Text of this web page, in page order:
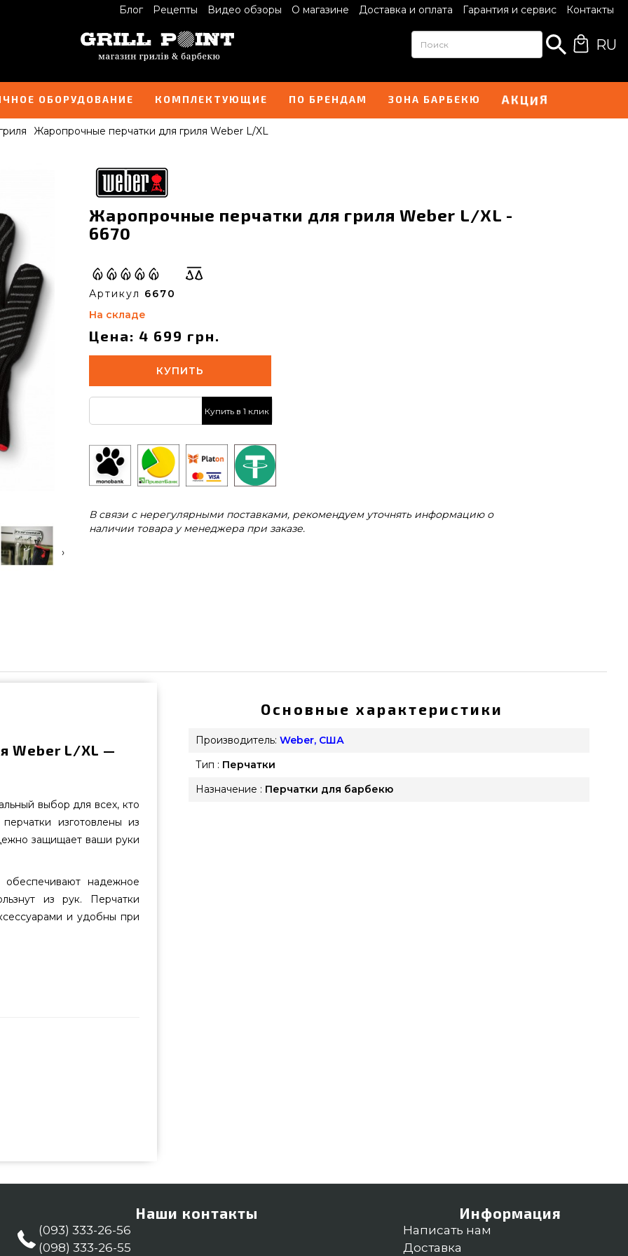
Блог Рецепты Видео обзоры О магазине Доставка и оплата Гарантия и сервис Контакты
RU
ОБОРУДОВАНИЕ КОМПЛЕКТУЮЩИЕ ПО БРЕНДАМ ЗОНА БАРБЕКЮ АКЦИЯ
Жаропрочные перчатки для гриля Weber L/XL
›
Жаропрочные перчатки для гриля Weber L/XL -
6670
Артикул 6670
На складе
Цена: 4 699 грн.
КУПИТЬ
Купить в 1 клик
В связи с нерегулярными поставками, рекомендуем уточнять информацию о
наличии товара у менеджера при заказе.
Weber L/XL —
выбор для всех, кто
изготовлены из
защищает ваши руки
обеспечивают надежное
из рук. Перчатки
и удобны при
и Перчатки для гриля в
сотрудникам по номеру
Основные характеристики
Производитель: Weber, США
Тип : Перчатки
Назначение : Перчатки для барбекю
Наши контакты
(093) 333-26-56
(098) 333-26-55
Информация
Написать нам
Доставка